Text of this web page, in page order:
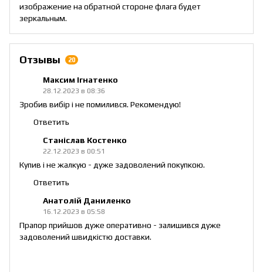
изображение на обратной стороне флага будет
зеркальным.
Отзывы 20
Максим Ігнатенко
28.12.2023 в 08:36
Зробив вибір і не помилився. Рекомендую!
Ответить
Станіслав Костенко
22.12.2023 в 00:51
Купив і не жалкую - дуже задоволений покупкою.
Ответить
Анатолій Даниленко
16.12.2023 в 05:58
Прапор прийшов дуже оперативно - залишився дуже
задоволений швидкістю доставки.